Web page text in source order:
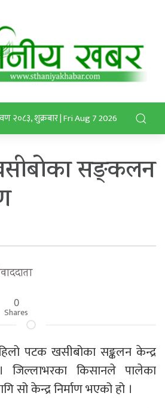
२०८३, शुक्रबार | Fri Aug 7 2026
सङ्कलन
0
Shares
पटक खसीबोका सङ्कलन केन्द्र
जिल्लाभरका किसानले पालेका
सो केन्द्र निर्माण भएको हो ।